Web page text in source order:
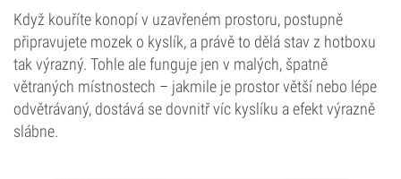
Když kouříte konopí v uzavřeném prostoru, postupně
připravujete mozek o kyslík, a právě to dělá stav z hotboxu
tak výrazný. Tohle ale funguje jen v malých, špatně
větraných místnostech – jakmile je prostor větší nebo lépe
odvětrávaný, dostává se dovnitř víc kyslíku a efekt výrazně
slábne.